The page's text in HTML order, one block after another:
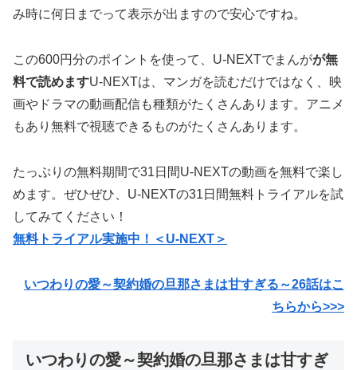
み時に何日までって表示が出ますので安心ですね。
この600円分のポイントを使って、U-NEXTでまんがが無
料で読めますU-NEXTは、マンガを読むだけではなく、映
画やドラマの動画配信も種類がたくさんあります。アニメ
もあり無料で視聴できるものがたくさんあります。
たっぷりの無料期間で31日間U-NEXTの動画を無料で楽し
めます。ぜひぜひ、U-NEXTの31日間無料トライアルを試
してみてください！
無料トライアル実施中！＜U-NEXT＞
いつわりの愛～契約婚の旦那さまは甘すぎる～26話はこ
ちらから>>>
いつわりの愛～契約婚の旦那さまは甘すぎ